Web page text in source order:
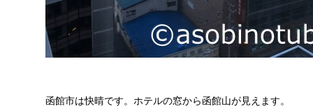
函館市は快晴です。ホテルの窓から函館山が見えます。